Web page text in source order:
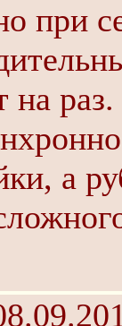
при
на
а